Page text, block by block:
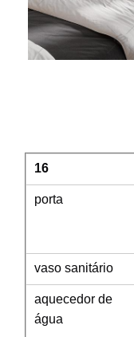
16
porta
vaso sanitário
aquecedor de
água